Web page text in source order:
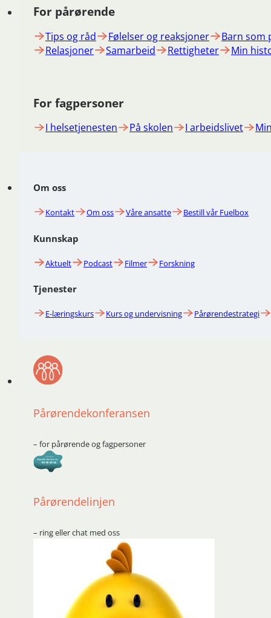
For pårørende
Tips og råd Følelser og reaksjoner
Barn som
Relasjoner
Samarbeid Rettigheter Min
For fagpersoner
I helsetjenesten På skolen I arbeidslivet
Om oss
Kontakt Om oss Våre ansatte Bestill vår Fuelbox
Kunnskap
Aktuelt Podcast Filmer Forskning
Tjenester
E-læringskurs Kurs og undervisning Pårørendestrategi
Pårørendekonferansen
– for pårørende og fagpersoner
Pårørendelinjen
– ring eller chat med oss